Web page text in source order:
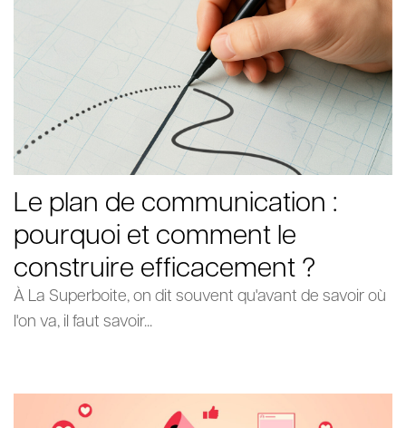
Le plan de communication :
pourquoi et comment le
construire efficacement ?
À La Superboite, on dit souvent qu'avant de savoir où
l'on va, il faut savoir...